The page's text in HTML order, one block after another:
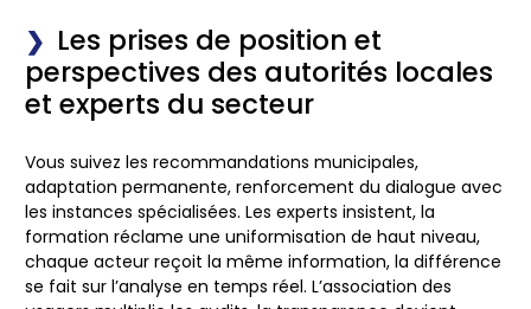
Les prises de position et
perspectives des autorités locales
et experts du secteur
Vous suivez les recommandations municipales,
adaptation permanente, renforcement du dialogue avec
les instances spécialisées. Les experts insistent, la
formation réclame une uniformisation de haut niveau,
chaque acteur reçoit la même information, la différence
se fait sur l’analyse en temps réel. L’association des